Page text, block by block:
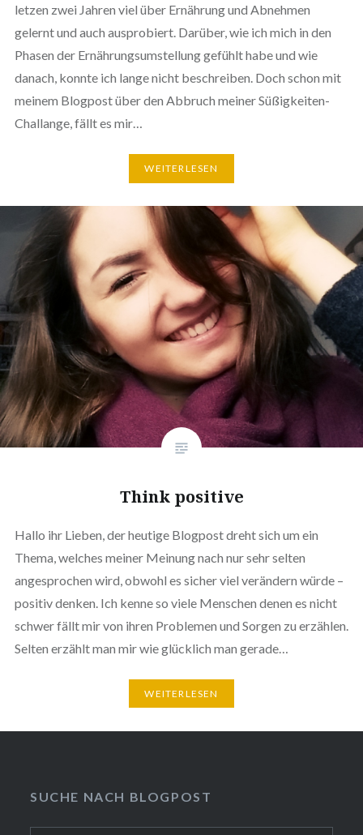
letzen zwei Jahren viel über Ernährung und Abnehmen
gelernt und auch ausprobiert. Darüber, wie ich mich in den
Phasen der Ernährungsumstellung gefühlt habe und wie
danach, konnte ich lange nicht beschreiben. Doch schon mit
meinem Blogpost über den Abbruch meiner Süßigkeiten-
Challange, fällt es mir…
WEITERLESEN
Think positive
Hallo ihr Lieben, der heutige Blogpost dreht sich um ein
Thema, welches meiner Meinung nach nur sehr selten
angesprochen wird, obwohl es sicher viel verändern würde –
positiv denken. Ich kenne so viele Menschen denen es nicht
schwer fällt mir von ihren Problemen und Sorgen zu erzählen.
Selten erzählt man mir wie glücklich man gerade…
WEITERLESEN
SUCHE NACH BLOGPOST